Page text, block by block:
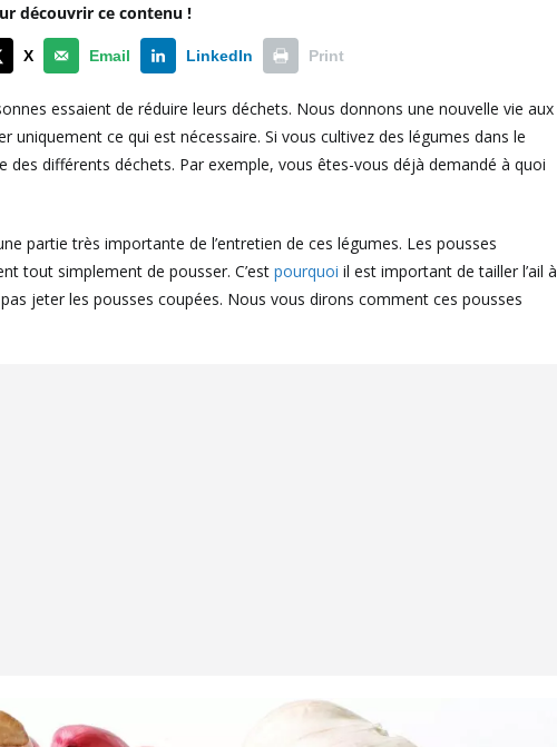
découvrir ce contenu !
X Email LinkedIn Print
essaient de réduire leurs déchets. Nous donnons une nouvelle vie aux
uniquement ce qui est nécessaire. Si vous cultivez des légumes dans le
des différents déchets. Par exemple, vous êtes-vous déjà demandé à quoi
partie très importante de l’entretien de ces légumes. Les pousses
tout simplement de pousser. C’est pourquoi il est important de tailler l’ail à
jeter les pousses coupées. Nous vous dirons comment ces pousses